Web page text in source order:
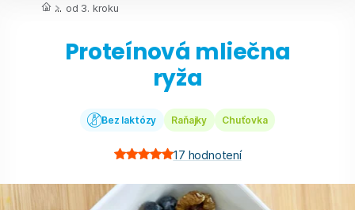
... od 3. kroku
Proteínová mliečna
ryža
17 hodnotení
Bez laktózy Raňajky Chuťovka